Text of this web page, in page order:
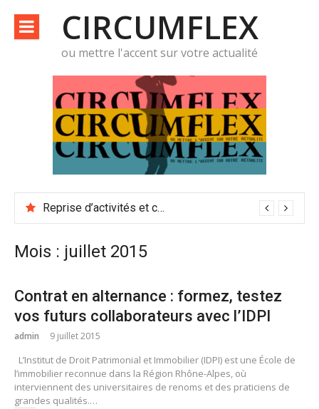
contenu
CIRCUMFLEX
ou mettre l'accent sur votre actualité
Reprise d’activités et conditions de travail
Mois : juillet 2015
Contrat en alternance : formez, testez
vos futurs collaborateurs avec l’IDPI
admin 9 juillet 2015
L’Institut de Droit Patrimonial et Immobilier (IDPI) est une École de
l’immobilier reconnue dans la Région Rhône-Alpes, où
interviennent des universitaires de renoms et des praticiens de
grandes qualités.…